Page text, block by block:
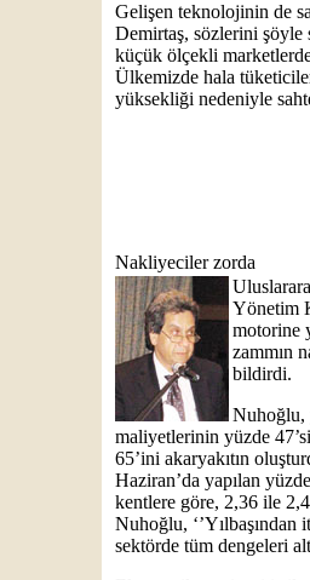
Gelişen teknolojinin de
Demirtaş, sözlerini şöyle
küçük ölçekli
Ülkemizde hala
yüksekliği nedeniyle
Nakliyeciler zorda
Yönetim
motorine
zammın
bildirdi.
Nuhoğlu,
maliyetlerinin yüzde
65’ini akaryakıtın
Haziran’da yapılan
kentlere göre, 2,36 ile
Nuhoğlu, ‘’Yılbaşından
sektörde tüm dengeleri